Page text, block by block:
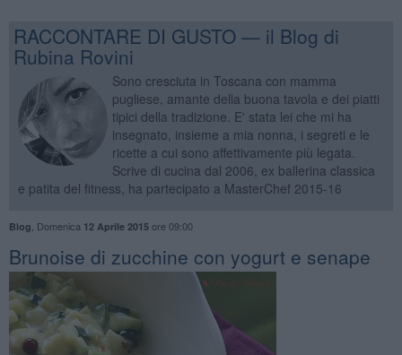
RACCONTARE DI GUSTO — il Blog di
Rubina Rovini
Sono cresciuta in Toscana con mamma
pugliese, amante della buona tavola e dei piatti
tipici della tradizione. E' stata lei che mi ha
insegnato, insieme a mia nonna, i segreti e le
ricette a cui sono affettivamente più legata.
Scrive di cucina dal 2006, ex ballerina classica
e patita del fitness, ha partecipato a MasterChef 2015-16
Blog Domenica 12 Aprile 2015ore 09:00
Brunoise di zucchine con yogurt e senape